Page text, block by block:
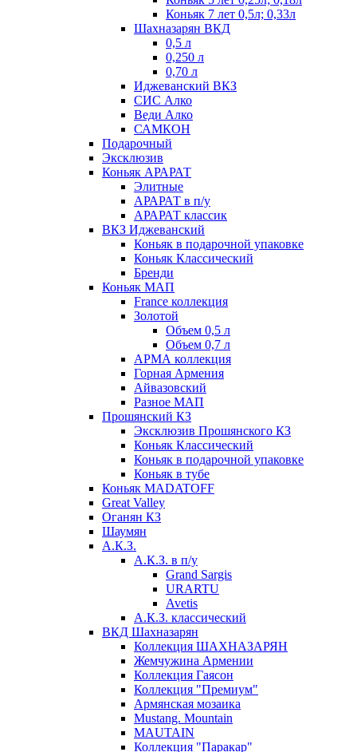
Коньяк 7 лет 0,5л; 0,33л
Шахназарян ВКД
0,5 л
0,250 л
0,70 л
Иджеванский ВКЗ
СИС Алко
Веди Алко
САМКОН
Подарочный
Эксклюзив
Коньяк АРАРАТ
Элитные
АРАРАТ в п/у
АРАРАТ классик
ВКЗ Иджеванский
Коньяк в подарочной упаковке
Коньяк Классический
Бренди
Коньяк МАП
France коллекция
Золотой
Объем 0,5 л
Объем 0,7 л
АРМА коллекция
Горная Армения
Айвазовский
Разное МАП
Прошянский КЗ
Эксклюзив Прошянского КЗ
Коньяк Классический
Коньяк в подарочной упаковке
Коньяк в тубе
Коньяк MADATOFF
Great Valley
Оганян КЗ
Шаумян
А.К.З.
А.К.З. в п/у
Grand Sargis
URARTU
Avetis
А.К.З. классический
ВКД Шахназарян
Коллекция ШАХНАЗАРЯН
Жемчужина Армении
Коллекция Гаясон
Коллекция "Премиум"
Армянская мозаика
Mustang. Mountain
MAUTAIN
Коллекция "Паракар"